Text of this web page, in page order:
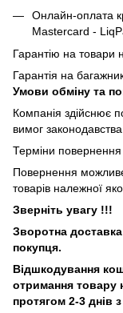
Онлайн-оплата
Mastercard -
Гарантію на товари
Гарантія на
Умови обміну та
Компанія здійснює
вимог законодавства.
Терміни повернення
Повернення
товарів належної
Зверніть увагу !!!
Зворотна
покупця.
Відшкодування
отримання товару
протягом 2-3 днів